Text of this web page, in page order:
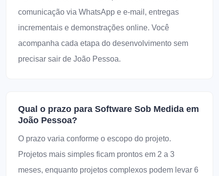
comunicação via WhatsApp e e-mail, entregas
incrementais e demonstrações online. Você
acompanha cada etapa do desenvolvimento sem
precisar sair de João Pessoa.
Qual o prazo para Software Sob Medida em
João Pessoa?
O prazo varia conforme o escopo do projeto.
Projetos mais simples ficam prontos em 2 a 3
meses, enquanto projetos complexos podem levar 6